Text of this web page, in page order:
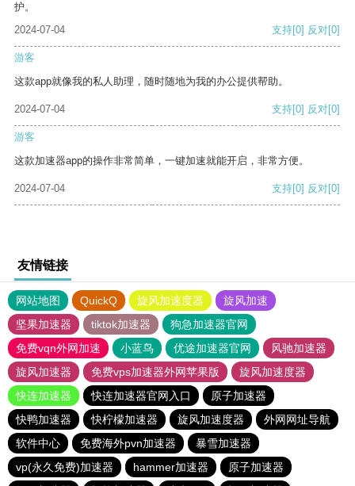
护。
2024-07-04
支持[0] 反对[0]
游客
这款app就像我的私人助理，随时随地为我的办公提供帮助。
2024-07-04 支持[0] 反对[0]
游客
这款加速器app的操作非常简单，一键加速就能开启，非常方便。
2024-07-04 支持[0] 反对[0]
友情链接
网站地图 QuickQ 旋风加速度器
旋风加速
坚果加速器
tiktok加速器
狗急加速器官网
免费vqn外网加速
小蓝鸟 优途加速器官网
风驰加速器
旋风加速器
免费vps加速器外网苹果版
旋风加速度器
快连加速器
快连加速器官网入口
原子加速器
快鸭加速器
快柠檬加速器 旋风加速度器
外网网址导航
软件中心
免费海外pvn加速器
暴雪加速器
vp(永久免费)加速器
hammer加速器
原子加速器